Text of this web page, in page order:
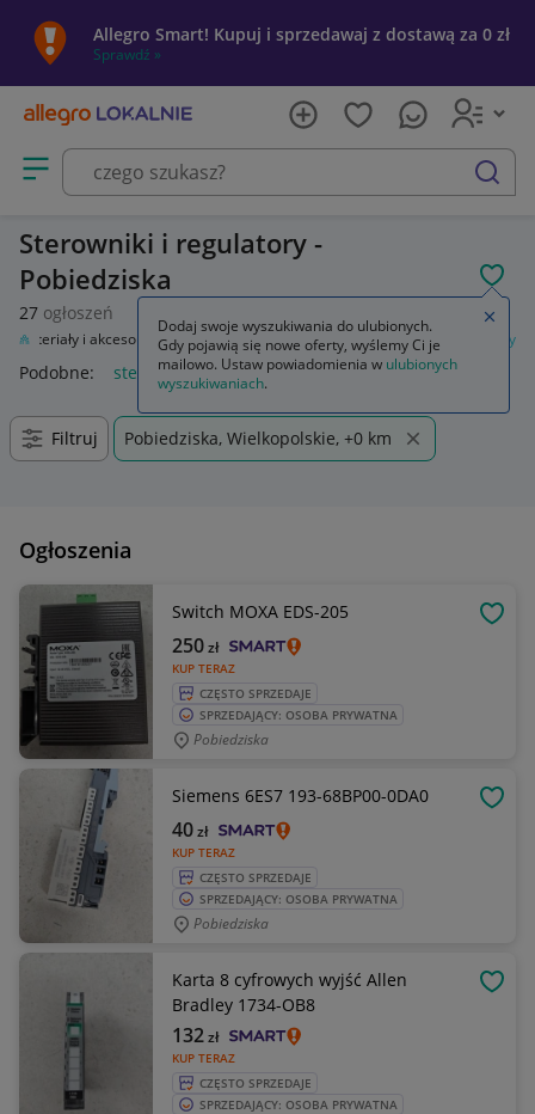
Allegro Smart! Kupuj i sprzedawaj z dostawą za 0 zł
Sprawdź »
Otwórz menu z kategoriami
szukaj
Sterowniki i regulatory -
Pobiedziska
27 ogłoszeń
Materiały i akcesoria Automatyka przemysłowa Sterowniki i regulatory
Podobne: sterowniki i regulatory
Filtruj Pobiedziska, Wielkopolskie, +0 km
Ogłoszenia
Switch MOXA EDS-205
KUP TERAZ
250zł
CZĘSTO SPRZEDAJE
SPRZEDAJĄCY: OSOBA PRYWATNA
Pobiedziska
Siemens 6ES7 193-68BP00-0DA0
KUP TERAZ
40zł
CZĘSTO SPRZEDAJE
SPRZEDAJĄCY: OSOBA PRYWATNA
Pobiedziska
Karta 8 cyfrowych wyjść Allen
Bradley 1734-OB8
KUP TERAZ
132zł
CZĘSTO SPRZEDAJE
SPRZEDAJĄCY: OSOBA PRYWATNA
Dodaj swoje wyszukiwania do ulubionych.
Gdy pojawią się nowe oferty, wyślemy Ci je
mailowo. Ustaw powiadomienia w ulubionych
wyszukiwaniach.